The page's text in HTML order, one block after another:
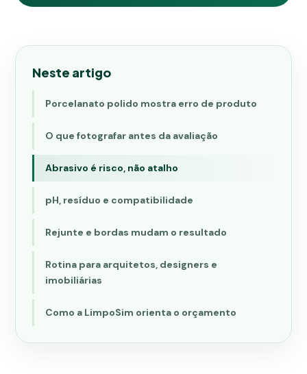
Neste artigo
Porcelanato polido mostra erro de produto
O que fotografar antes da avaliação
Abrasivo é risco, não atalho
pH, resíduo e compatibilidade
Rejunte e bordas mudam o resultado
Rotina para arquitetos, designers e
imobiliárias
Como a LimpoSim orienta o orçamento